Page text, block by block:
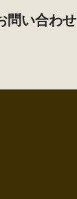
問い合わせ